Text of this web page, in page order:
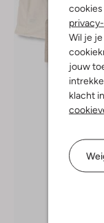
privacy-
Wil je
jouw
klacht